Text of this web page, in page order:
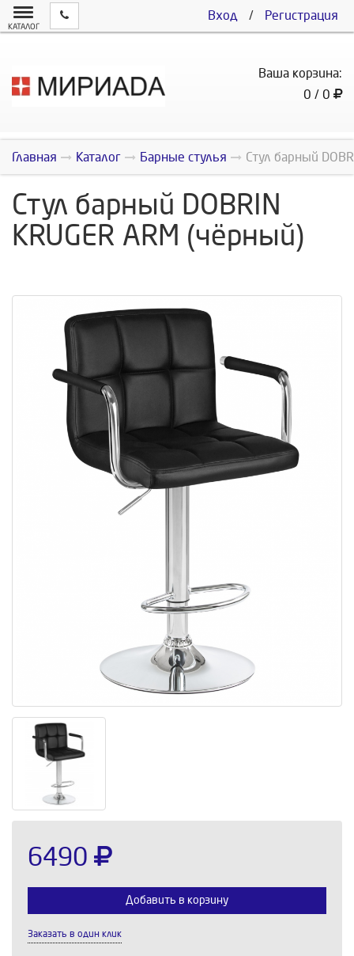
Вход / Регистрация
КАТАЛОГ
Ваша корзина:
0 / 0
Главная Каталог Барные стулья Стул барный
Стул барный DOBRIN
KRUGER ARM (чёрный)
6490
Добавить в корзину
Заказать в один клик